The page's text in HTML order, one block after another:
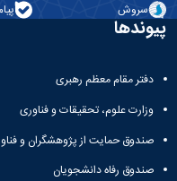
سروش
پیوندها
دفتر مقام معظم رهبری
وزارت علوم، تحقیقات و فناوری
صندوق حمایت از پژوهشگران و
صندوق رفاه دانشجویان